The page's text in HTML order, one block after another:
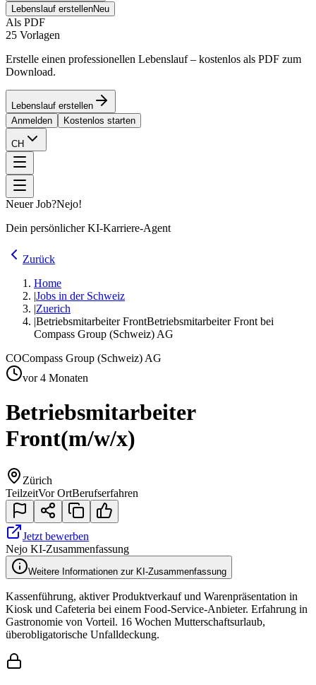
Lebenslauf erstellenNeu
Als PDF
25 Vorlagen
Erstelle einen professionellen Lebenslauf – kostenlos als PDF zum
Download.
Lebenslauf erstellen
Anmelden
Kostenlos starten
CH
Neuer Job?Nejo!
Dein persönlicher KI-Karriere-Agent
Zurück
Home
|Jobs in der Schweiz
|Zuerich
|Betriebsmitarbeiter FrontBetriebsmitarbeiter Front bei
Compass Group (Schweiz) AG
COCompass Group (Schweiz) AG
vor 4 Monaten
Betriebsmitarbeiter
Front(m/w/x)
Zürich
TeilzeitVor OrtBerufserfahren
Jetzt bewerben
Nejo KI-Zusammenfassung
Weitere Informationen zur KI-Zusammenfassung
Kassenführung, aktiver Produktverkauf und Warenpräsentation in
Kiosk und Cafeteria bei einem Food-Service-Anbieter. Erfahrung in
Gastronomie von Vorteil. 16 Wochen Mutterschaftsurlaub,
überobligatorische Unfalldeckung.